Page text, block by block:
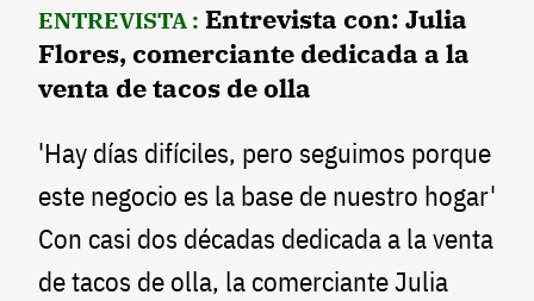
ENTREVISTA : Entrevista con: Julia
Flores, comerciante dedicada a la
venta de tacos de olla
'Hay días difíciles, pero seguimos porque
este negocio es la base de nuestro hogar'
Con casi dos décadas dedicada a la venta
de tacos de olla, la comerciante Julia